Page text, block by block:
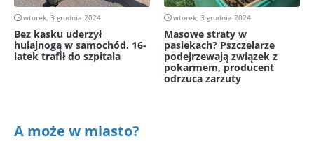
wtorek, 3 grudnia 2024
Bez kasku uderzył
hulajnogą w samochód. 16-
latek trafił do szpitala
wtorek, 3 grudnia 2024
Masowe straty w
pasiekach? Pszczelarze
podejrzewają związek z
pokarmem, producent
odrzuca zarzuty
A może w miasto?